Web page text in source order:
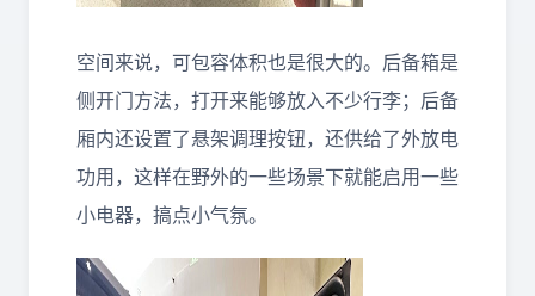
空间来说，可包容体积也是很大的。后备箱是
侧开门方法，打开来能够放入不少行李；后备
厢内还设置了悬架调理按钮，还供给了外放电
功用，这样在野外的一些场景下就能启用一些
小电器，搞点小气氛。